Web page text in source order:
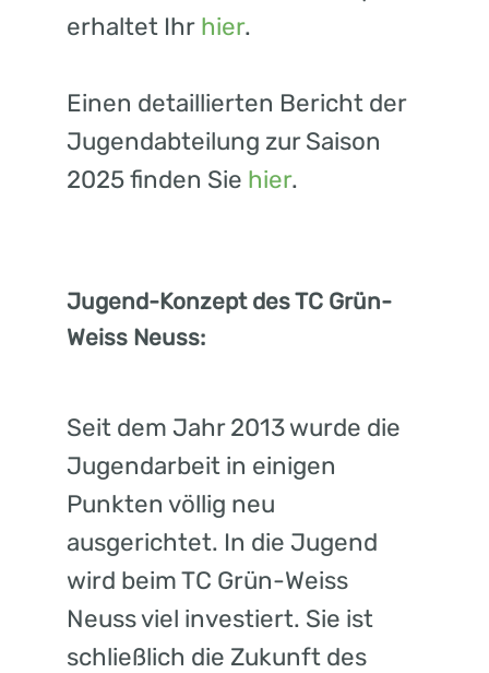
erhaltet Ihr hier.
Einen detaillierten Bericht der
Jugendabteilung zur Saison
2025 finden Sie hier.
Jugend-Konzept des TC Grün-
Weiss Neuss:
Seit dem Jahr 2013 wurde die
Jugendarbeit in einigen
Punkten völlig neu
ausgerichtet. In die Jugend
wird beim TC Grün-Weiss
Neuss viel investiert. Sie ist
schließlich die Zukunft des